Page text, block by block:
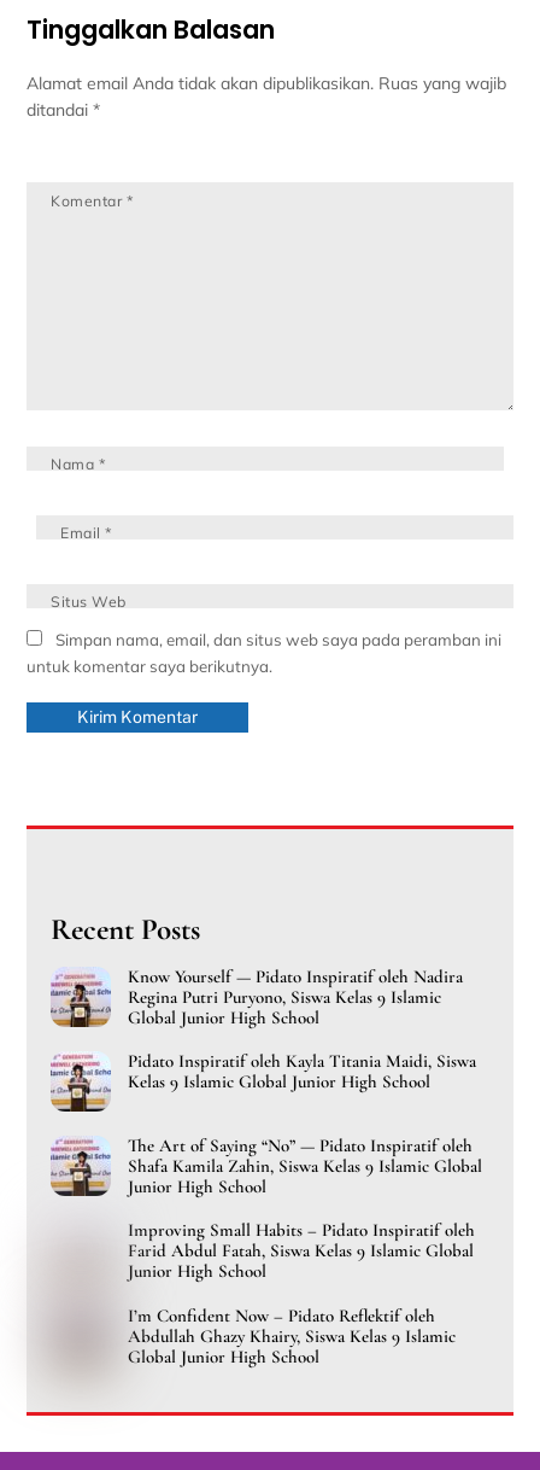
Tinggalkan Balasan
Alamat email Anda tidak akan dipublikasikan. Ruas yang wajib
ditandai*
Komentar *
Nama *
Email*
Situs Web
Simpan nama, email, dan situs web saya pada peramban ini
untuk komentar saya berikutnya.
Recent Posts
Know Yourself — Pidato Inspiratif oleh Nadira
Regina Putri Puryono, Siswa Kelas 9 Islamic
Global Junior High School
Pidato Inspiratif oleh Kayla Titania Maidi, Siswa
Kelas 9 Islamic Global Junior High School
The Art of Saying “No” — Pidato Inspiratif oleh
Shafa Kamila Zahin, Siswa Kelas 9 Islamic Global
Junior High School
Improving Small Habits – Pidato Inspiratif oleh
Farid Abdul Fatah, Siswa Kelas 9 Islamic Global
Junior High School
I’m Confident Now – Pidato Reflektif oleh
Abdullah Ghazy Khairy, Siswa Kelas 9 Islamic
Global Junior High School